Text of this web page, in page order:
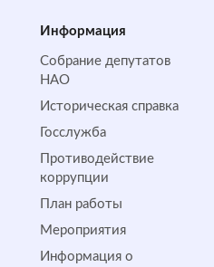
Информация
Собрание депутатов
НАО
Историческая справка
Госслужба
Противодействие
коррупции
План работы
Мероприятия
Информация о